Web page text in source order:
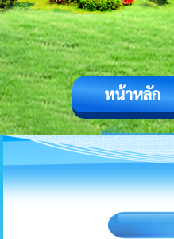
หน้าหลัก